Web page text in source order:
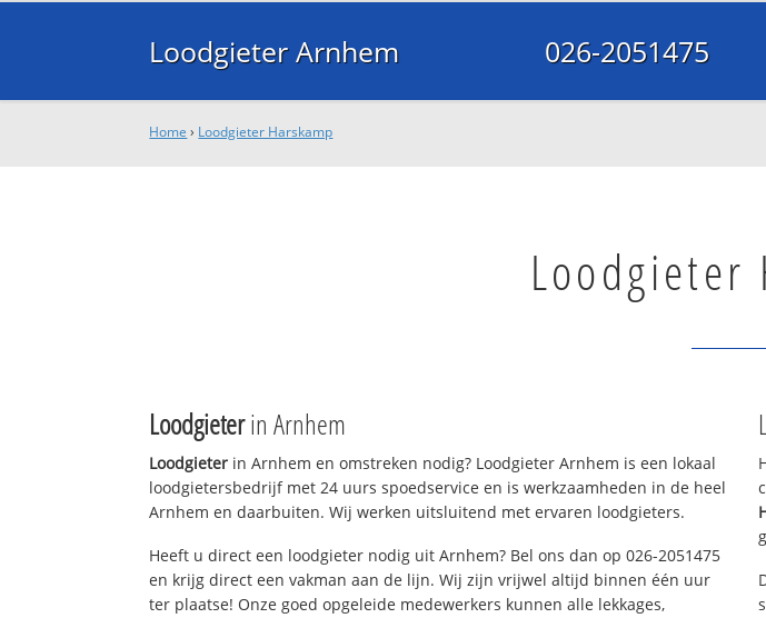
Loodgieter Arnhem 026-2051475
Home › Loodgieter Harskamp
Loodgieter
Loodgieterin Arnhem
Loodgieter in Arnhem en omstreken nodig? Loodgieter Arnhem is een lokaal
loodgietersbedrijf met 24 uurs spoedservice en is werkzaamheden in de heel
Arnhem en daarbuiten. Wij werken uitsluitend met ervaren loodgieters.
Heeft u direct een loodgieter nodig uit Arnhem? Bel ons dan op 026-2051475
en krijg direct een vakman aan de lijn. Wij zijn vrijwel altijd binnen één uur
ter plaatse! Onze goed opgeleide medewerkers kunnen alle lekkages,